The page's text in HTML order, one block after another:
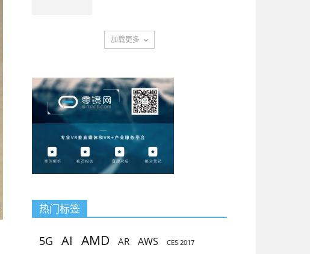
加载更多
热门标签
5G AI AMD AR AWS CES 2017